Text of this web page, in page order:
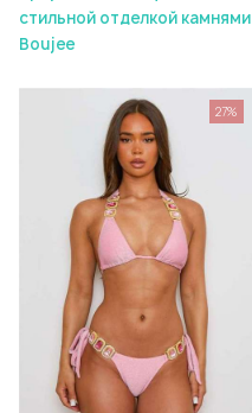
стильной отделкой камнями
Boujee
27%